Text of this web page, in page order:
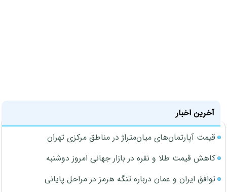
آخرین اخبار
قیمت آپارتمان‌های میان‌متراژ در مناطق مرکزی تهران
کاهش قیمت طلا و نقره در بازار جهانی امروز دوشنبه
توافق ایران و عمان درباره تنگه هرمز در مراحل پایانی